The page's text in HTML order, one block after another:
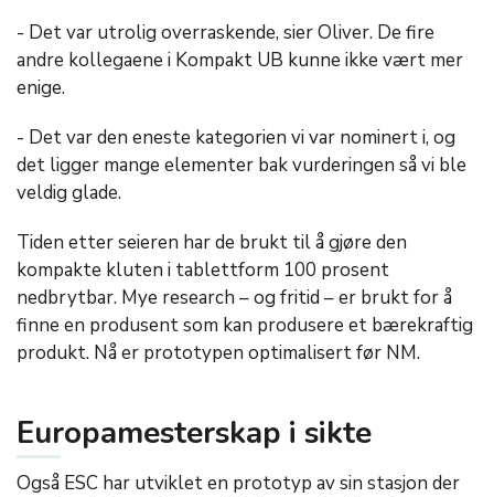
- Det var utrolig overraskende, sier Oliver. De fire
andre kollegaene i Kompakt UB kunne ikke vært mer
enige.
- Det var den eneste kategorien vi var nominert i, og
det ligger mange elementer bak vurderingen så vi ble
veldig glade.
Tiden etter seieren har de brukt til å gjøre den
kompakte kluten i tablettform 100 prosent
nedbrytbar. Mye research – og fritid – er brukt for å
finne en produsent som kan produsere et bærekraftig
produkt. Nå er prototypen optimalisert før NM.
Europamesterskap i sikte
Også ESC har utviklet en prototyp av sin stasjon der